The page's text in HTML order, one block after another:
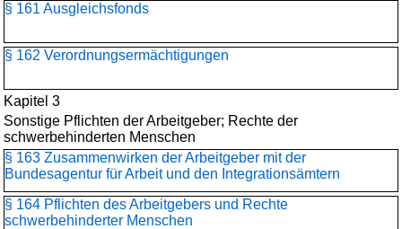
§ 161 Ausgleichsfonds
§ 162 Verordnungsermächtigungen
Kapitel 3
Sonstige Pflichten der Arbeitgeber; Rechte der
schwerbehinderten Menschen
§ 163 Zusammenwirken der Arbeitgeber mit der
Bundesagentur für Arbeit und den Integrationsämtern
§ 164 Pflichten des Arbeitgebers und Rechte
schwerbehinderter Menschen